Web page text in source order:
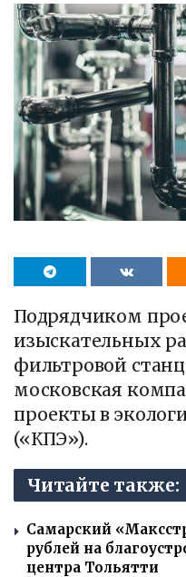
Подрядчиком
изыскательных
фильтровой
московская
проекты в
(«КПЭ»).
Читайте также:
Самарский
рублей на
центра Тольятти